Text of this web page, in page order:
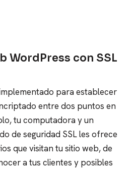
WordPress con SSL
para establecer
entre dos puntos en
tu computadora y un
de seguridad SSL les ofrece
que visitan tu sitio web, de
a tus clientes y posibles